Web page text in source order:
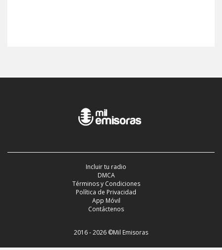
Incluir tu radio
DMCA
Términos y Condiciones
Política de Privacidad
App Móvil
Contáctenos
2016 - 2026 ©Mil Emisoras